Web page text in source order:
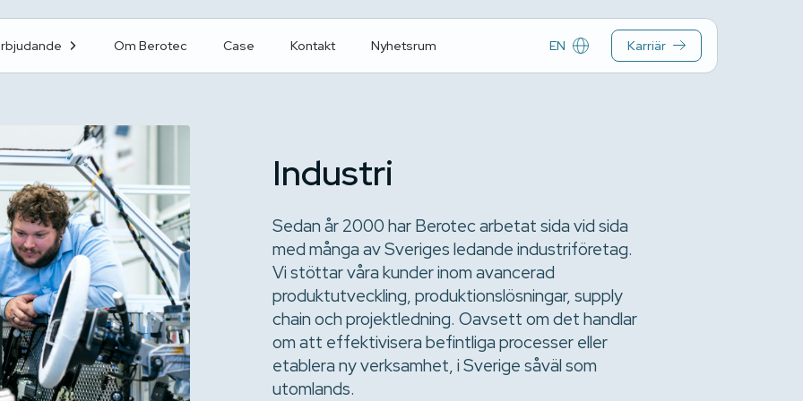
EN Karriär
Om Berotec Case Kontakt Nyhetsrum
Industri
Sedan år 2000 har Berotec arbetat sida vid sida
med många av Sveriges ledande industriföretag.
Vi stöttar våra kunder inom avancerad
produktutveckling, produktionslösningar, supply
chain och projektledning. Oavsett om det handlar
om att effektivisera befintliga processer eller
etablera ny verksamhet, i Sverige såväl som
utomlands.